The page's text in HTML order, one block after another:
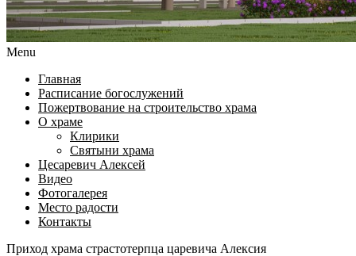
Menu
Главная
Расписание богослужений
Пожертвование на строительство храма
О храме
Клирики
Святыни храма
Цесаревич Алексей
Видео
Фотогалерея
Место радости
Контакты
Приход храма страстотерпца царевича Алексия